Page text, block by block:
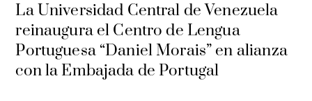
La Universidad Central de Venezuela
reinaugura el Centro de Lengua
Portuguesa “Daniel Morais” en alianza
con la Embajada de Portugal